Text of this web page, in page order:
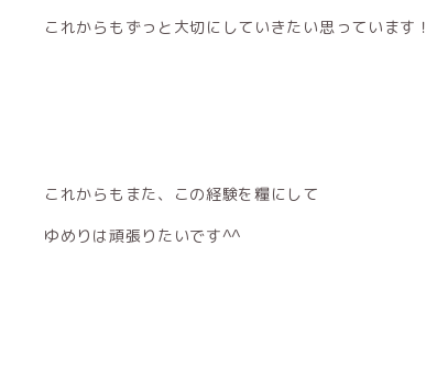
これからもずっと大切にしていきたい思っています！
これからもまた、この経験を糧にして
ゆめりは頑張りたいです^^